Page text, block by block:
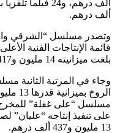
ألف درهم.
وتصدر مسلسل “الشرقي
بلغت ميزانيته 14 مليون و417 ألف درهم.
وجاء في المرتبة الثانية
مسلسل “على غفلة”
على تنفيذ إنتاجه “عليان”
13 مليون و437 ألف درهم.